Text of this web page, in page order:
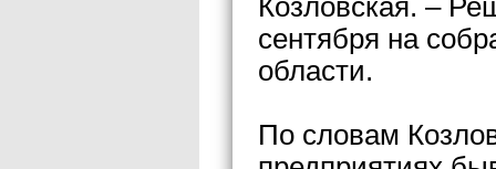
Козловская. –
сентября на
области.
По словам